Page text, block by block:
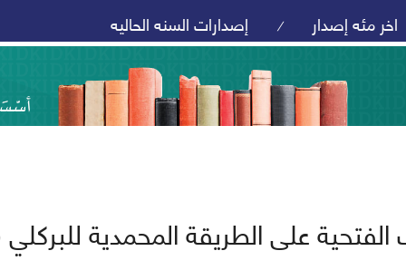
اخر مئه إصدار / إصدارات السنه الحاليه
على الطريقة المحمدية